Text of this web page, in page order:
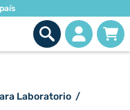
Laboratorio /